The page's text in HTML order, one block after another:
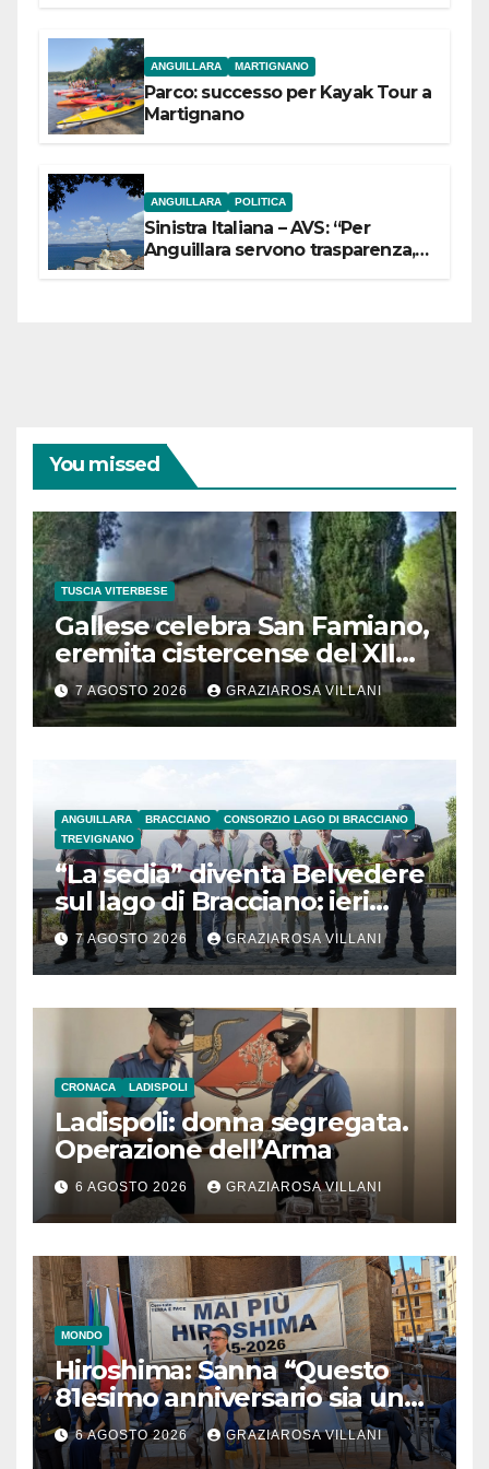
ANGUILLARA MARTIGNANO
Parco: successo per Kayak Tour a
Martignano
ANGUILLARA POLITICA
Sinistra Italiana – AVS: “Per
Anguillara servono trasparenza,
You missed
TUSCIA VITERBESE
Gallese celebra San Famiano,
eremita cistercense del XII
secolo
7 AGOSTO 2026 GRAZIAROSA VILLANI
ANGUILLARA BRACCIANO
CONSORZIO LAGO DI BRACCIANO
TREVIGNANO
“La sedia” diventa Belvedere
sul lago di Bracciano: ieri
l’inaugurazione
7 AGOSTO 2026 GRAZIAROSA VILLANI
CRONACA LADISPOLI
Ladispoli: donna segregata.
Operazione dell’Arma
6 AGOSTO 2026 GRAZIAROSA VILLANI
MONDO
Hiroshima: Sanna “Questo
81esimo anniversario sia un
monito per tutti”
6 AGOSTO 2026 GRAZIAROSA VILLANI